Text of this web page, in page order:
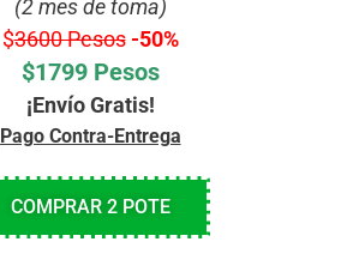
(2 mes de toma)
$3600 Pesos -50%
$1799 Pesos
¡Envío Gratis!
Pago Contra-Entrega
COMPRAR 2 POTE